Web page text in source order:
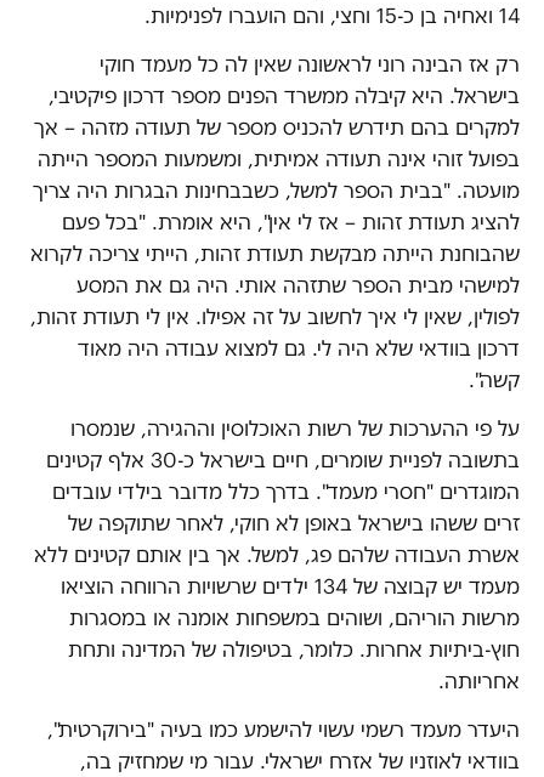
14 ואחיה בן כ-15 וחצי, והם הועברו לפנימיות.
רק אז הבינה רוני לראשונה שאין לה כל מעמד חוקי
בישראל. היא קיבלה ממשרד הפנים מספר דרכון פיקטיבי,
למקרים בהם תידרש להכניס מספר של תעודה מזהה – אך
בפועל זוהי אינה תעודה אמיתית, ומשמעות המספר הייתה
מועטה. "בבית הספר למשל, כשבבחינות הבגרות היה צריך
להציג תעודת זהות – אז לי אין", היא אומרת. "בכל פעם
שהבוחנת הייתה מבקשת תעודת זהות, הייתי צריכה לקרוא
למישהי מבית הספר שתזהה אותי. היה גם את המסע
לפולין, שאין לי איך לחשוב על זה אפילו. אין לי תעודת זהות,
דרכון בוודאי שלא היה לי. גם למצוא עבודה היה מאוד
קשה".
על פי ההערכות של רשות האוכלוסין וההגירה, שנמסרו
בתשובה לפניית שומרים, חיים בישראל כ-30 אלף קטינים
המוגדרים "חסרי מעמד". בדרך כלל מדובר בילדי עובדים
זרים ששהו בישראל באופן לא חוקי, לאחר שתוקפה של
אשרת העבודה שלהם פג, למשל. אך בין אותם קטינים ללא
מעמד יש קבוצה של 134 ילדים שרשויות הרווחה הוציאו
מרשות הוריהם, ושוהים במשפחות אומנה או במסגרות
חוץ-ביתיות אחרות. כלומר, בטיפולה של המדינה ותחת
אחריותה.
היעדר מעמד רשמי עשוי להישמע כמו בעיה "בירוקרטית",
בוודאי לאוזניו של אזרח ישראלי. עבור מי שמחזיק בה,